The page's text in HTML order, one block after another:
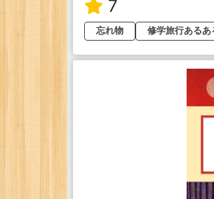
7
忘れ物
修学旅行あるあ